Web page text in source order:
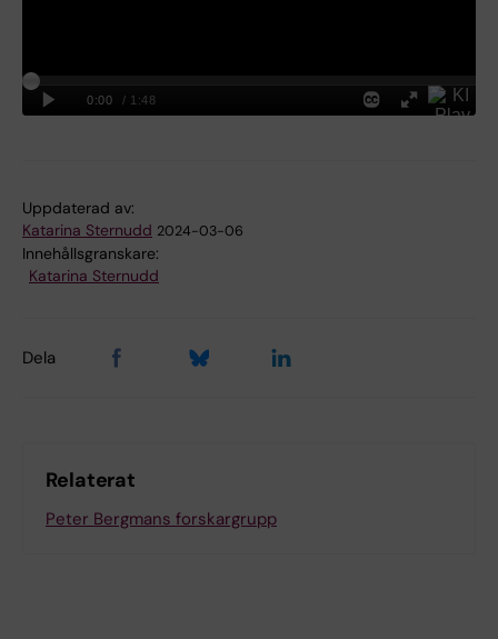
Uppdaterad av:
Katarina Sternudd 2024-03-06
Innehållsgranskare:
Katarina Sternudd
Dela
Relaterat
Peter Bergmans forskargrupp